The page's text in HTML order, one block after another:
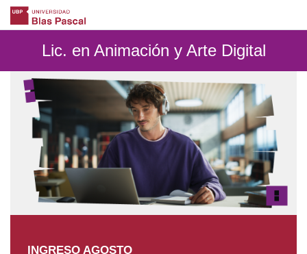
Lic. en Animación y Arte Digital
INGRESO AGOSTO